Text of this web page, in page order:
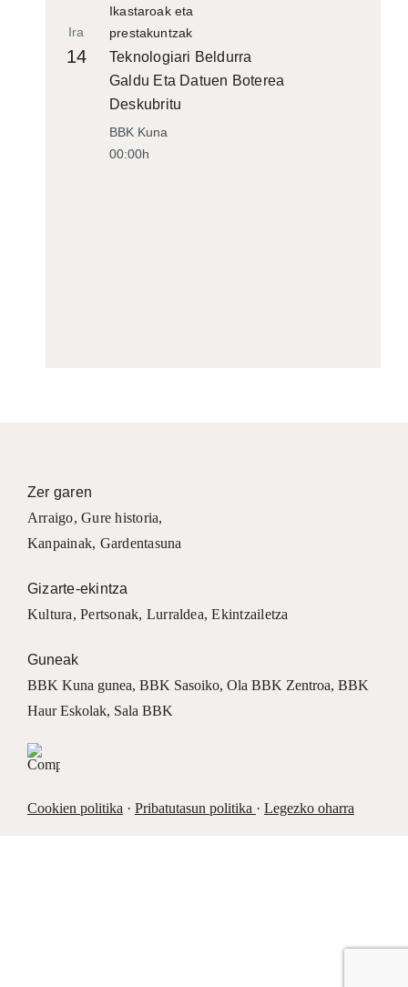
Ikastaroak eta
prestakuntzak
Ira
14
Teknologiari Beldurra
Galdu Eta Datuen Boterea
Deskubritu
BBK Kuna
00:00h
Zer garen
Arraigo,Gure historia,
Kanpainak, Gardentasuna
Gizarte-ekintza
Kultura,Pertsonak, Lurraldea,Ekintzailetza
Guneak
BBK Kuna gunea, BBK Sasoiko, Ola BBK Zentroa, BBK
Haur Eskolak, Sala BBK
Cookien politika· Pribatutasun politika · Legezko oharra